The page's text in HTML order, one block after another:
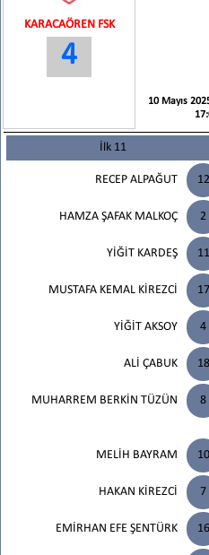
KARACAÖREN FSK
4
10 Mayıs
İlk 11
12
RECEP ALPAĞUT
2
HAMZA ŞAFAK MALKOÇ
11
YİĞİT KARDEŞ
17
MUSTAFA KEMAL KİREZCİ
4
YİĞİT AKSOY
18
ALİ ÇABUK
8
MUHARREM BERKİN TÜZÜN
10
MELİH BAYRAM
7
HAKAN KİREZCİ
16
EMİRHAN EFE ŞENTÜRK